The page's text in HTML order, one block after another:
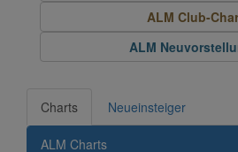
ALM Club-
ALM
Charts Neueinsteiger
ALM Charts